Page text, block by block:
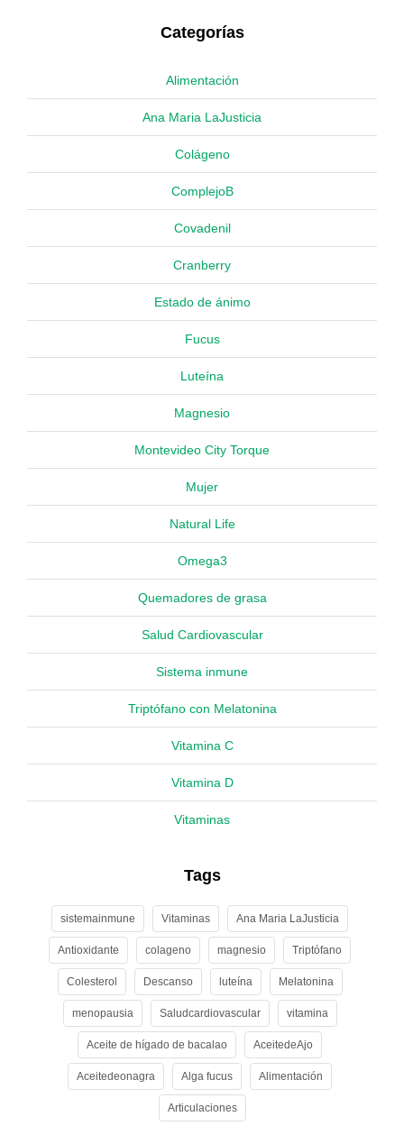
Categorías
Alimentación
Ana Maria LaJusticia
Colágeno
ComplejoB
Covadenil
Cranberry
Estado de ánimo
Fucus
Luteína
Magnesio
Montevideo City Torque
Mujer
Natural Life
Omega3
Quemadores de grasa
Salud Cardiovascular
Sistema inmune
Triptófano con Melatonina
Vitamina C
Vitamina D
Vitaminas
Tags
sistemainmune Vitaminas Ana Maria LaJusticia
Antioxidante colageno magnesio Triptófano
Colesterol Descanso luteína Melatonina
menopausia Saludcardiovascular vitamina
Aceite de hígado de bacalao AceitedeAjo
Aceitedeonagra Alga fucus Alimentación
Articulaciones